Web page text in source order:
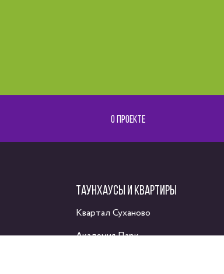
О ПРОЕКТЕ
ТАУНХАУСЫ И КВАРТИРЫ
Квартал Суханово
Академия Парк